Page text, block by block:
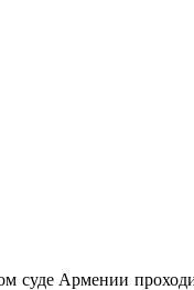
Армении